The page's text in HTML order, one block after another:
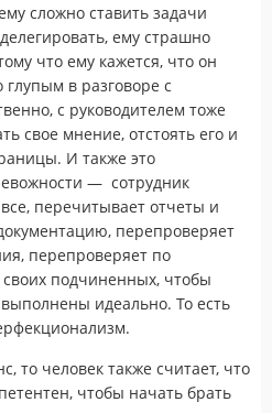
сложно ставить задачи
ему страшно
что ему кажется, что он
в разговоре с
с руководителем тоже
свое мнение, отстоять его и
И также это
— сотрудник
перечитывает отчеты и
перепроверяет
перепроверяет по
своих подчиненных, чтобы
идеально. То есть
то человек также считает, что
чтобы начать брать